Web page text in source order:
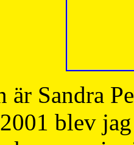
är Sandra
blev